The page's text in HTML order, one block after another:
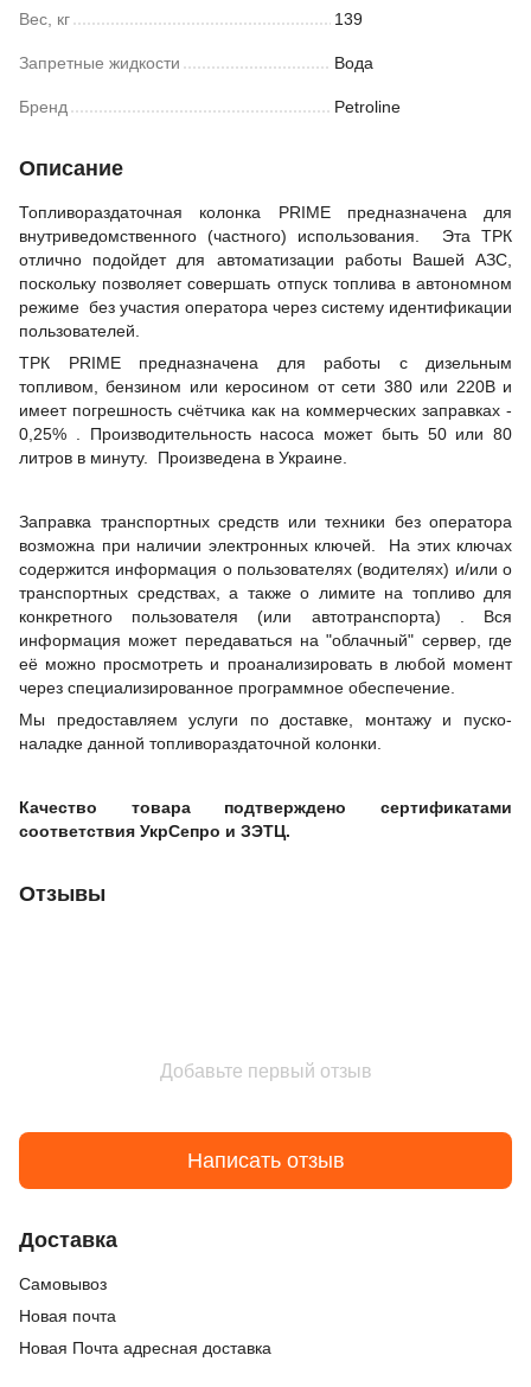
Вес, кг 139
Запретные жидкости Вода
Бренд Petroline
Описание
Топливораздаточная колонка PRIME предназначена для
внутриведомственного (частного) использования. Эта ТРК
отлично подойдет для автоматизации работы Вашей АЗС,
поскольку позволяет совершать отпуск топлива в автономном
режиме без участия оператора через систему идентификации
пользователей.
ТРК PRIME предназначена для работы с дизельным
топливом, бензином или керосином от сети 380 или 220В и
имеет погрешность счётчика как на коммерческих заправках -
0,25% . Производительность насоса может быть 50 или 80
литров в минуту. Произведена в Украине.
Заправка транспортных средств или техники без оператора
возможна при наличии электронных ключей. На этих ключах
содержится информация о пользователях (водителях) и/или о
транспортных средствах, а также о лимите на топливо для
конкретного пользователя (или автотранспорта) . Вся
информация может передаваться на "облачный" сервер, где
её можно просмотреть и проанализировать в любой момент
через специализированное программное обеспечение.
Мы предоставляем услуги по доставке, монтажу и пуско-
наладке данной топливораздаточной колонки.
Качество товара подтверждено сертификатами
соответствия УкрСепро и ЗЭТЦ.
Отзывы
Добавьте первый отзыв
Написать отзыв
Доставка
Cамовывоз
Новая почта
Новая Почта адресная доставка